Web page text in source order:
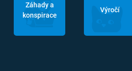
Záhady a
konspirace
Výročí